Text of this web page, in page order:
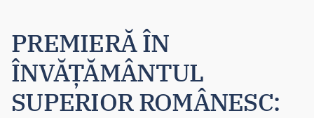
PREMIERĂ ÎN
ÎNVĂȚĂMÂNTUL
SUPERIOR ROMÂNESC: